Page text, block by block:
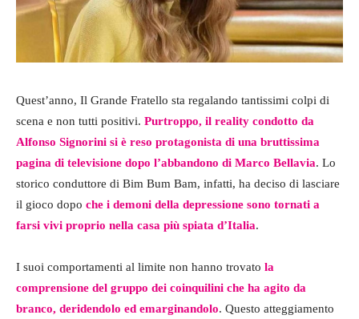
Quest’anno, Il Grande Fratello sta regalando tantissimi colpi di
scena e non tutti positivi. Purtroppo, il reality condotto da
Alfonso Signorini si è reso protagonista di una bruttissima
pagina di televisione dopo l’abbandono di Marco Bellavia. Lo
storico conduttore di Bim Bum Bam, infatti, ha deciso di lasciare
il gioco dopo che i demoni della depressione sono tornati a
farsi vivi proprio nella casa più spiata d’Italia.
I suoi comportamenti al limite non hanno trovato la
comprensione del gruppo dei coinquilini che ha agito da
branco, deridendolo ed emarginandolo. Questo atteggiamento